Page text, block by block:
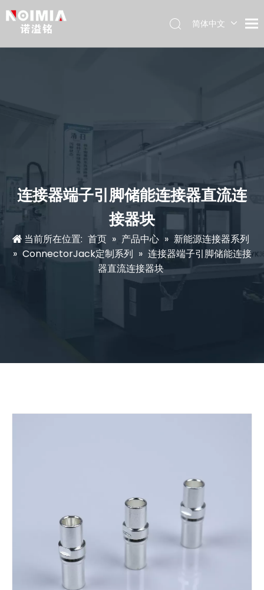
简体中文
连接器端子引脚储能连接器直流连
接器块
当前所在位置: 首页 » 产品中心 » 新能源连接器系列
» ConnectorJack定制系列 » 连接器端子引脚储能连接
器直流连接器块